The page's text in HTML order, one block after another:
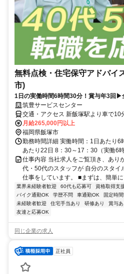
無料点検・住宅保守アドバイ
市)
1日の実働時間6時間30分！賞与年3回▶
筑豊サービスセンター
交通・アクセス 新飯塚駅より車で10
月給265,000円以上
福岡県飯塚市
勤務時間詳細 実働時間：1日あたり6
あたり22日 8：30～17：30（実働6時
仕事内容 当社求人をご覧頂き、あり
代・50代のスタッフが 自分のスタイ
仕事をしています。 ■まずは、簡単
業界未経験者歓迎 60代も応募可 資格取得支
バイク通勤OK
学歴不問 車通勤OK 固定時間
未経験者歓迎
住宅手当あり 研修あり 賞与あ
友達と応募OK
同じ企業の求人
正社員